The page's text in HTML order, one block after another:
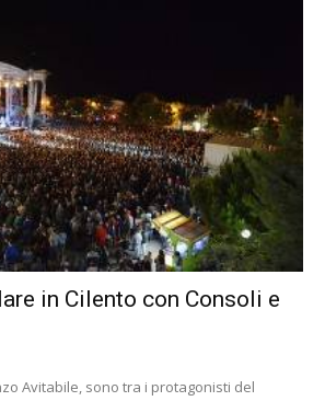
in Cilento con Consoli e
Avitabile, sono tra i protagonisti del